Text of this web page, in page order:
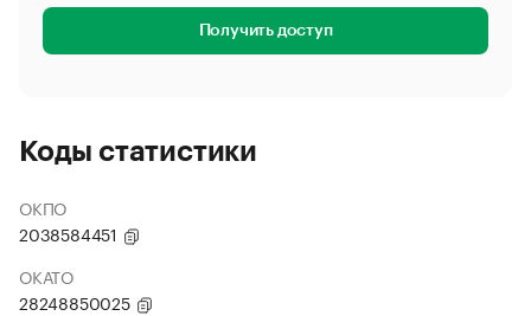
Получить доступ
Коды статистики
ОКПО
2038584451
ОКАТО
28248850025